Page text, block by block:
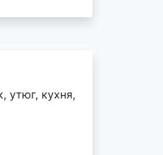
утюг, кухня,